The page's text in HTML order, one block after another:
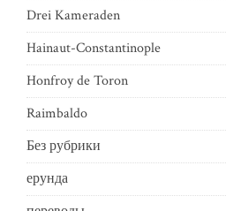
Drei Kameraden
Hainaut-Constantinople
Honfroy de Toron
Raimbaldo
Без рубрики
ерунда